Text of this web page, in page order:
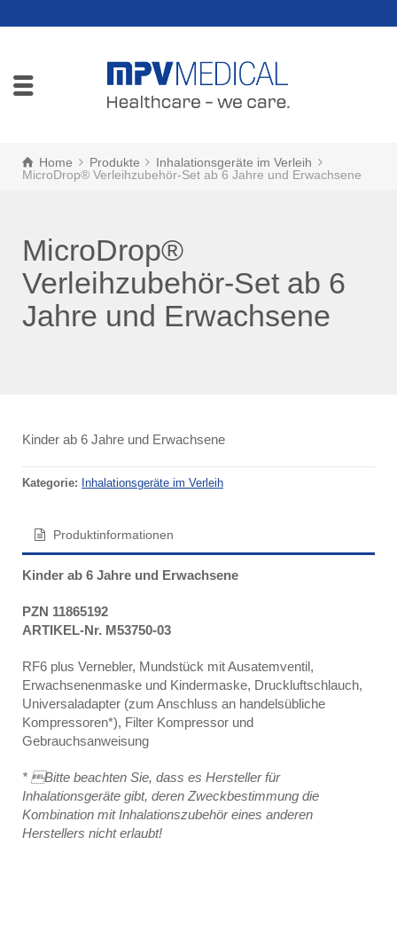
Home Produkte
Inhalationsgeräte im Verleih
MicroDrop® Verleihzubehör-Set ab 6 Jahre und Erwachsene
MicroDrop®
Verleihzubehör-Set ab 6
Jahre und Erwachsene
Kinder ab 6 Jahre und Erwachsene
Kategorie: Inhalationsgeräte im Verleih
Produktinformationen
Kinder ab 6 Jahre und Erwachsene
PZN 11865192
ARTIKEL-Nr. M53750-03
RF6 plus Vernebler, Mundstück mit Ausatemventil,
Erwachsenenmaske und Kindermaske, Druckluftschlauch,
Universaladapter (zum Anschluss an handelsübliche
Kompressoren*), Filter Kompressor und
Gebrauchsanweisung
* Bitte beachten Sie, dass es Hersteller für
Inhalationsgeräte gibt, deren Zweckbestimmung die
Kombination mit Inhalationszubehör eines anderen
Herstellers nicht erlaubt!